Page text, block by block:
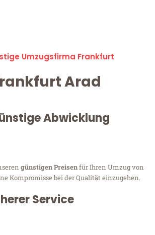
Umzugsfirma Frankfurt
Arad
Abwicklung
günstigen Preisenfür Ihren Umzug von
Kompromisse bei der Qualität einzugehen.
Service